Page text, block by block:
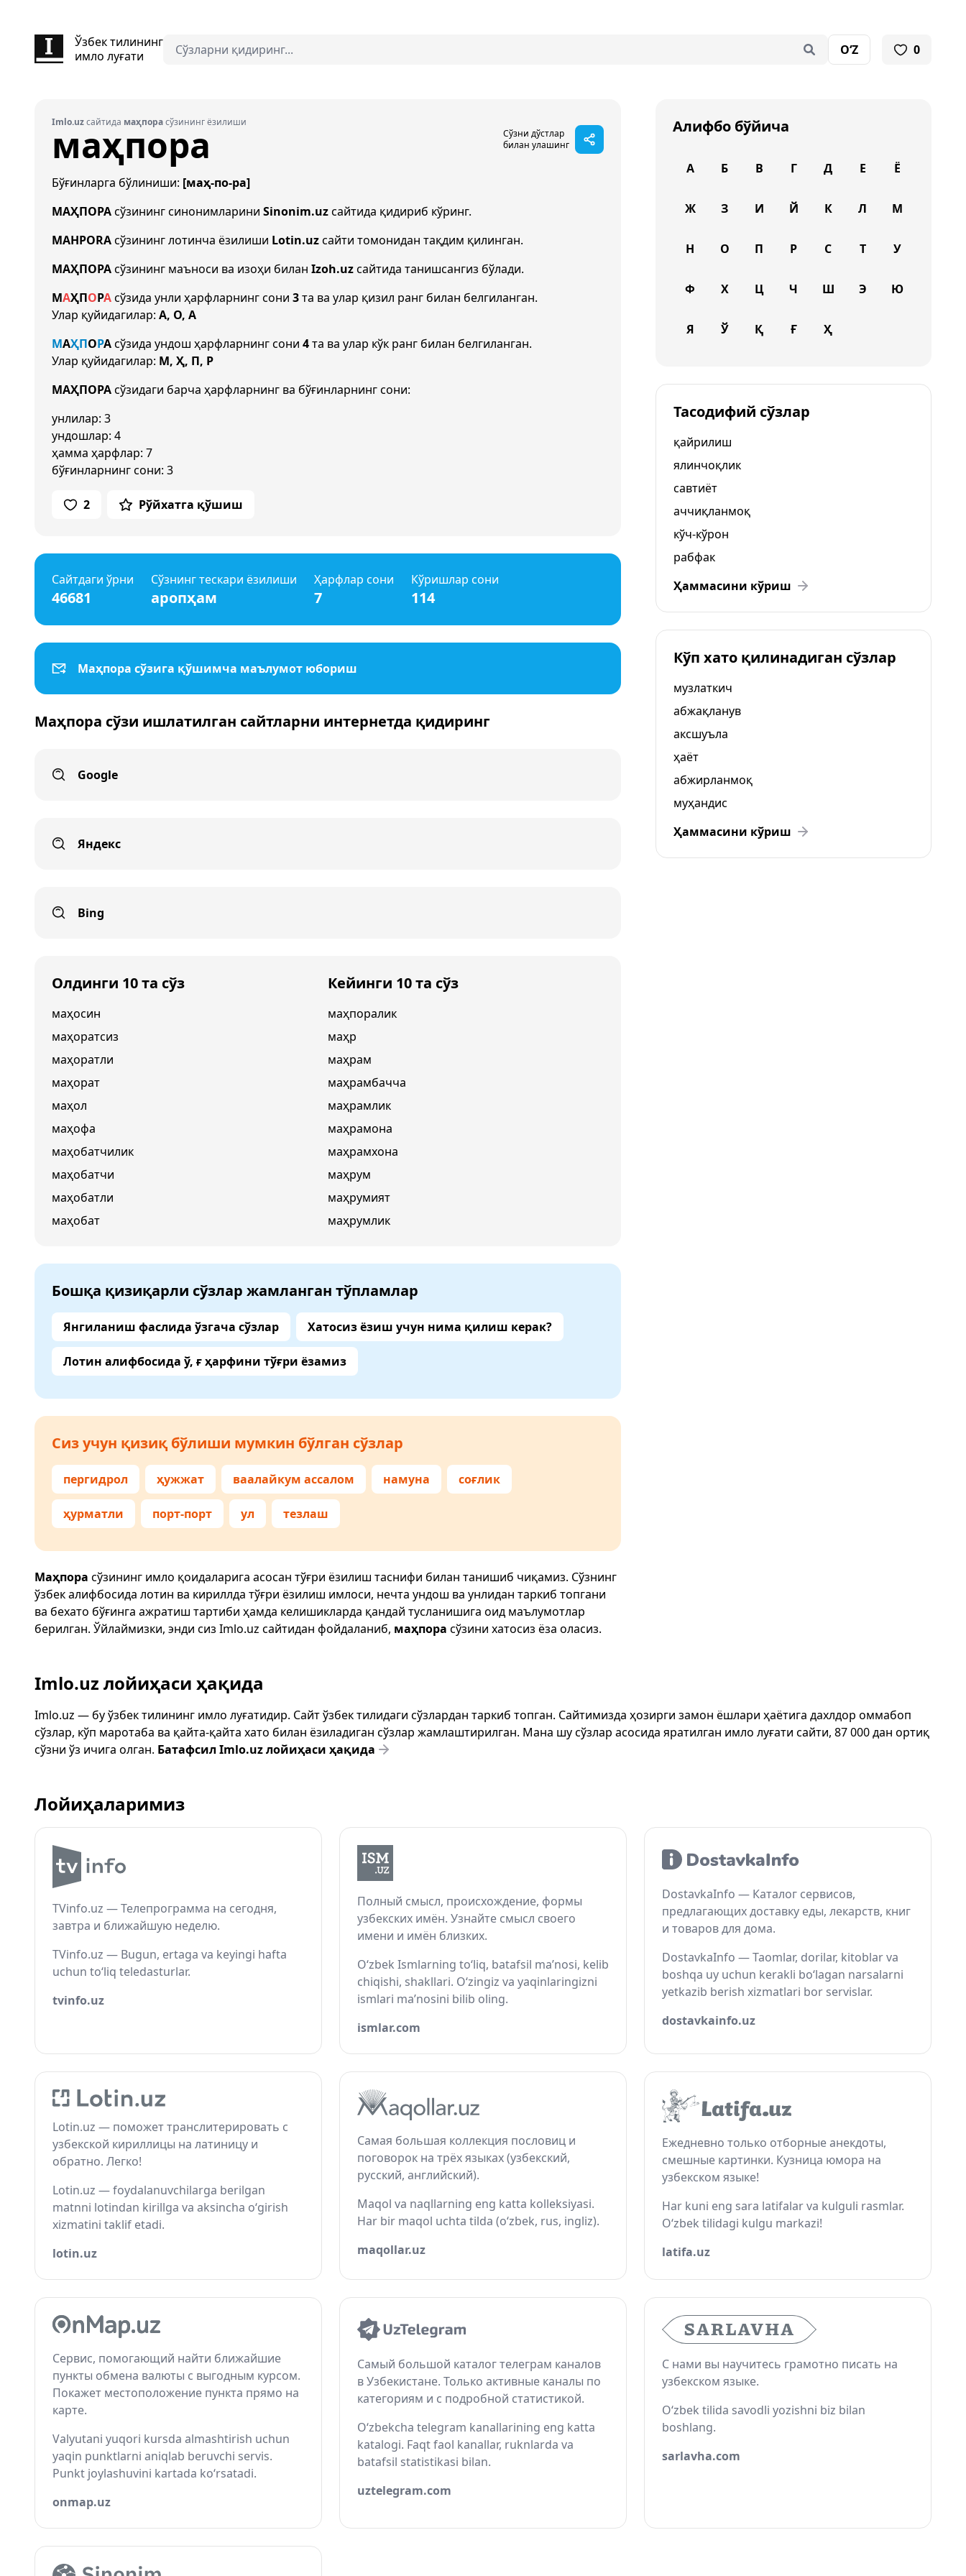
Ўзбек тилининг
имло луғати
O‘Z 0
Imlo.uzсайтида маҳпорасўзининг ёзилиши
маҳпора
Сўзни дўстлар
билан улашинг
Бўғинларга бўлиниши: [маҳ-по-ра]
МАҲПОРАсўзининг синонимларини Sinonim.uzсайтида қидириб кўринг.
MAHPORAсўзининг лотинча ёзилиши Lotin.uzсайти томонидан тақдим қилинган.
МАҲПОРАсўзининг маъноси ва изоҳи билан Izoh.uzсайтида танишсангиз бўлади.
МАҲПОРАсўзида унли ҳарфларнинг сони 3та ва улар қизил ранг билан белгиланган.
Улар қуйидагилар: А, О, А
МАҲПОРАсўзида ундош ҳарфларнинг сони 4та ва улар кўк ранг билан белгиланган.
Улар қуйидагилар: М, Ҳ, П, Р
МАҲПОРАсўзидаги барча ҳарфларнинг ва бўғинларнинг сони:
унлилар: 3
ундошлар: 4
ҳамма ҳарфлар: 7
бўғинларнинг сони: 3
2 Рўйхатга қўшиш
Сайтдаги ўрни
46681
Сўзнинг тескари ёзилиши
аропҳам
Ҳарфлар сони
7
Кўришлар сони
114
Маҳпора сўзига қўшимча маълумот юбориш
Маҳпора сўзи ишлатилган сайтларни интернетда қидиринг
Google
Яндекс
Bing
Олдинги 10 та сўз
маҳосин
маҳоратсиз
маҳоратли
маҳорат
маҳол
маҳофа
маҳобатчилик
маҳобатчи
маҳобатли
маҳобат
Кейинги 10 та сўз
маҳпоралик
маҳр
маҳрам
маҳрамбачча
маҳрамлик
маҳрамона
маҳрамхона
маҳрум
маҳрумият
маҳрумлик
Бошқа қизиқарли сўзлар жамланган тўпламлар
Янгиланиш фаслида ўзгача сўзлар Хатосиз ёзиш учун нима қилиш керак?
Лотин алифбосида ў, ғ ҳарфини тўғри ёзамиз
Сиз учун қизиқ бўлиши мумкин бўлган сўзлар
пергидрол ҳужжат ваалайкум ассалом намуна соғлик
ҳурматли порт-порт ул тезлаш
Маҳпора сўзининг имло қоидаларига асосан тўғри ёзилиш таснифи билан танишиб чиқамиз. Сўзнинг
ўзбек алифбосида лотин ва кириллда тўғри ёзилиш имлоси, нечта ундош ва унлидан таркиб топгани
ва бехато бўғинга ажратиш тартиби ҳамда келишикларда қандай тусланишига оид маълумотлар
берилган. Ўйлаймизки, энди сиз Imlo.uz сайтидан фойдаланиб, маҳпора сўзини хатосиз ёза оласиз.
Алифбо бўйича
А Б В Г Д Е Ё
Ж З И Й К Л М
Н О П Р С Т У
Ф Х Ц Ч Ш Э Ю
Я Ў Қ Ғ Ҳ
Тасодифий сўзлар
қайрилиш
ялинчоқлик
савтиёт
аччиқланмоқ
кўч-кўрон
рабфак
Ҳаммасини кўриш
Кўп хато қилинадиган сўзлар
музлаткич
абжақланув
аксшуъла
ҳаёт
абжирланмоқ
муҳандис
Ҳаммасини кўриш
Imlo.uz лойиҳаси ҳақида
Imlo.uz — бу ўзбек тилининг имло луғатидир. Сайт ўзбек тилидаги сўзлардан таркиб топган. Сайтимизда ҳозирги замон ёшлари ҳаётига дахлдор оммабоп
сўзлар, кўп маротаба ва қайта-қайта хато билан ёзиладиган сўзлар жамлаштирилган. Мана шу сўзлар асосида яратилган имло луғати сайти, 87 000 дан ортиқ
сўзни ўз ичига олган. Батафсил Imlo.uz лойиҳаси ҳақида
Лойиҳаларимиз
TVinfo.uz — Телепрограмма на сегодня,
завтра и ближайшую неделю.
TVinfo.uz — Bugun, ertaga va keyingi hafta
uchun to‘liq teledasturlar.
tvinfo.uz
Полный смысл, происхождение, формы
узбекских имён. Узнайте смысл своего
имени и имён близких.
O‘zbek Ismlarning to‘liq, batafsil ma’nosi, kelib
chiqishi, shakllari. O‘zingiz va yaqinlaringizni
ismlari ma’nosini bilib oling.
ismlar.com
DostavkaInfo — Каталог сервисов,
предлагающих доставку еды, лекарств, книг
и товаров для дома.
DostavkaInfo — Taomlar, dorilar, kitoblar va
boshqa uy uchun kerakli bo‘lagan narsalarni
yetkazib berish xizmatlari bor servislar.
dostavkainfo.uz
Lotin.uz — поможет транслитерировать с
узбекской кириллицы на латиницу и
обратно. Легко!
Lotin.uz — foydalanuvchilarga berilgan
matnni lotindan kirillga va aksincha o‘girish
xizmatini taklif etadi.
lotin.uz
Самая большая коллекция пословиц и
поговорок на трёх языках (узбекский,
русский, английский).
Maqol va naqllarning eng katta kolleksiyasi.
Har bir maqol uchta tilda (o‘zbek, rus, ingliz).
maqollar.uz
Ежедневно только отборные анекдоты,
смешные картинки. Кузница юмора на
узбекском языке!
Har kuni eng sara latifalar va kulguli rasmlar.
O‘zbek tilidagi kulgu markazi!
latifa.uz
Сервис, помогающий найти ближайшие
пункты обмена валюты с выгодным курсом.
Покажет местоположение пункта прямо на
карте.
Valyutani yuqori kursda almashtirish uchun
yaqin punktlarni aniqlab beruvchi servis.
Punkt joylashuvini kartada ko‘rsatadi.
onmap.uz
Самый большой каталог телеграм каналов
в Узбекистане. Только активные каналы по
категориям и с подробной статистикой.
O‘zbekcha telegram kanallarining eng katta
katalogi. Faqt faol kanallar, ruknlarda va
batafsil statistikasi bilan.
uztelegram.com
С нами вы научитесь грамотно писать на
узбекском языке.
O‘zbek tilida savodli yozishni biz bilan
boshlang.
sarlavha.com